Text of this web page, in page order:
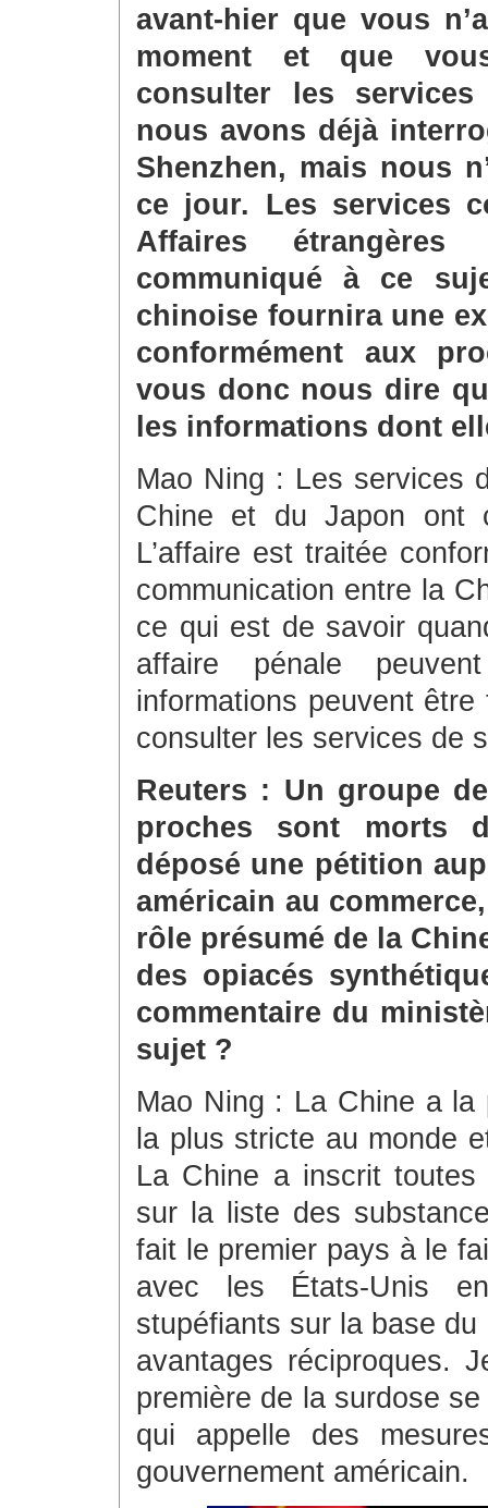
avant-hier que vous
moment et que
consulter les
nous avons déjà
Shenzhen, mais nous
ce jour. Les services
Affaires
communiqué à ce
chinoise fournira une
conformément aux
vous donc nous dire
les informations dont
Mao Ning : Les services
Chine et du Japon ont
L’affaire est traitée
communication entre la
ce qui est de savoir
affaire pénale
informations peuvent
consulter les services de
Reuters : Un groupe
proches sont morts
déposé une pétition
américain au
rôle présumé de la
des opiacés
commentaire du
sujet ?
Mao Ning : La Chine a la
la plus stricte au monde
La Chine a inscrit
sur la liste des
fait le premier pays à le
avec les États-Unis
stupéfiants sur la base du
avantages réciproques.
première de la surdose
qui appelle des
gouvernement américain.